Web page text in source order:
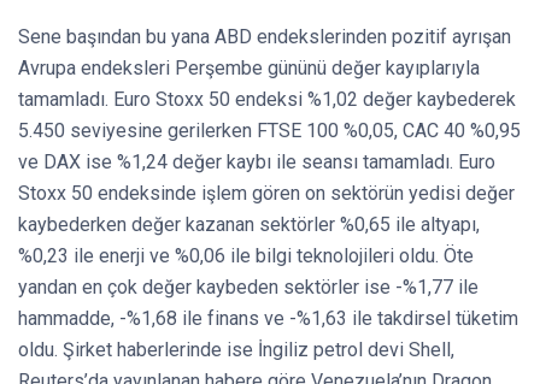
Sene başından bu yana ABD endekslerinden pozitif ayrışan
Avrupa endeksleri Perşembe gününü değer kayıplarıyla
tamamladı. Euro Stoxx 50 endeksi %1,02 değer kaybederek
5.450 seviyesine gerilerken FTSE 100 %0,05, CAC 40 %0,95
ve DAX ise %1,24 değer kaybı ile seansı tamamladı. Euro
Stoxx 50 endeksinde işlem gören on sektörün yedisi değer
kaybederken değer kazanan sektörler %0,65 ile altyapı,
%0,23 ile enerji ve %0,06 ile bilgi teknolojileri oldu. Öte
yandan en çok değer kaybeden sektörler ise -%1,77 ile
hammadde, -%1,68 ile finans ve -%1,63 ile takdirsel tüketim
oldu. Şirket haberlerinde ise İngiliz petrol devi Shell,